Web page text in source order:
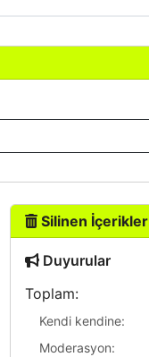
Silinen İçerikler
Duyurular
Toplam:
Kendi kendine:
Moderasyon: